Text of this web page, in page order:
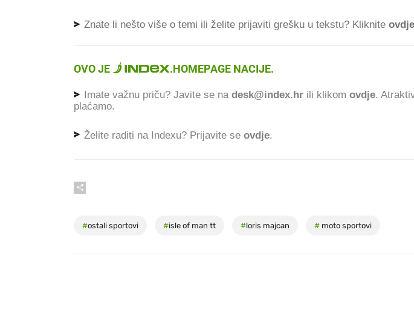
Znate li nešto više o temi ili želite prijaviti grešku u tekstu? Kliknite ovdje
OVO JE .HOMEPAGE NACIJE.
Imate važnu priču? Javite se na desk@index.hr ili klikom ovdje.
plaćamo.
Želite raditi na Indexu? Prijavite se ovdje.
#ostali sportovi #isle of man tt #loris majcan # moto sportovi